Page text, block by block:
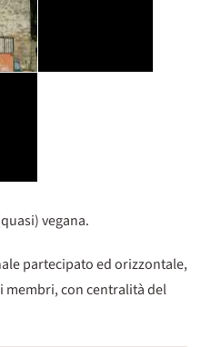
vegana.
partecipato ed orizzontale,
membri, con centralità del